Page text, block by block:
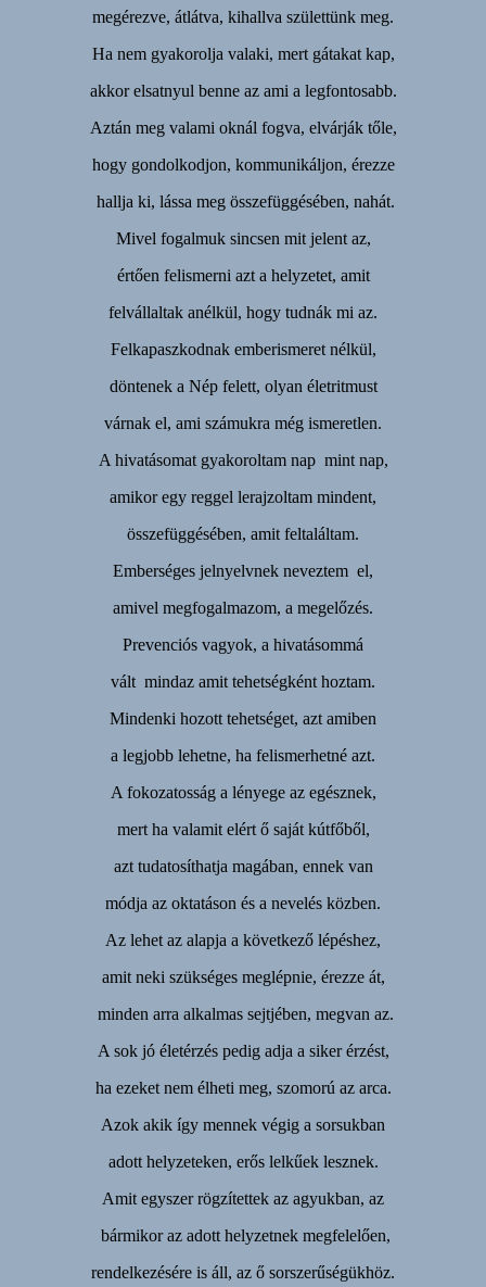
megérezve, átlátva, kihallva születtünk meg.
Ha nem gyakorolja valaki, mert gátakat kap,
akkor elsatnyul benne az ami a legfontosabb.
Aztán meg valami oknál fogva, elvárják tőle,
hogy gondolkodjon, kommunikáljon, érezze
hallja ki, lássa meg összefüggésében, nahát.
Mivel fogalmuk sincsen mit jelent az,
értően felismerni azt a helyzetet, amit
felvállaltak anélkül, hogy tudnák mi az.
Felkapaszkodnak emberismeret nélkül,
döntenek a Nép felett, olyan életritmust
várnak el, ami számukra még ismeretlen.
A hivatásomat gyakoroltam nap mint nap,
amikor egy reggel lerajzoltam mindent,
összefüggésében, amit feltaláltam.
Emberséges jelnyelvnek neveztem el,
amivel megfogalmazom, a megelőzés.
Prevenciós vagyok, a hivatásommá
vált mindaz amit tehetségként hoztam.
Mindenki hozott tehetséget, azt amiben
a legjobb lehetne, ha felismerhetné azt.
A fokozatosság a lényege az egésznek,
mert ha valamit elért ő saját kútfőből,
azt tudatosíthatja magában, ennek van
módja az oktatáson és a nevelés közben.
Az lehet az alapja a következő lépéshez,
amit neki szükséges meglépnie, érezze át,
minden arra alkalmas sejtjében, megvan az.
A sok jó életérzés pedig adja a siker érzést,
ha ezeket nem élheti meg, szomorú az arca.
Azok akik így mennek végig a sorsukban
adott helyzeteken, erős lelkűek lesznek.
Amit egyszer rögzítettek az agyukban, az
bármikor az adott helyzetnek megfelelően,
rendelkezésére is áll, az ő sorszerűségükhöz.